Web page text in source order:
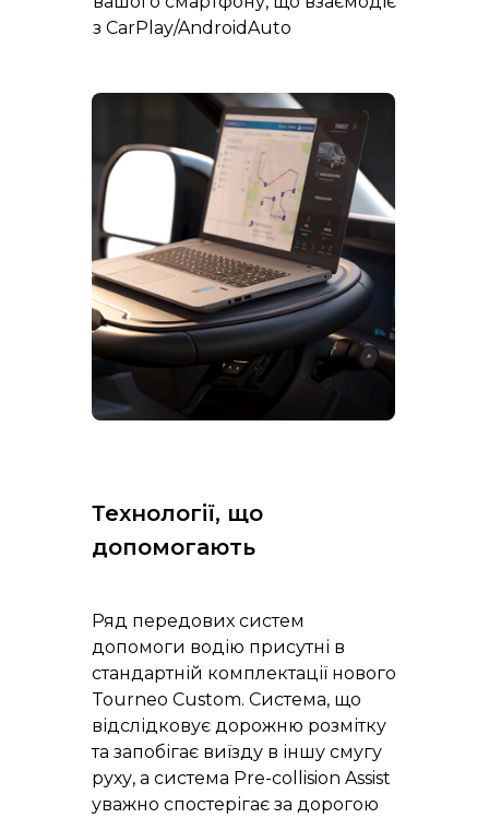
з CarPlay/AndroidAuto
Технології, що
допомогають
Ряд передових систем
допомоги водію присутні в
стандартній комплектації нового
Tourneo Custom. Система, що
відслідковує дорожню розмітку
та запобігає виїзду в іншу смугу
руху, а система Pre-collision Assist
уважно спостерігає за дорогою